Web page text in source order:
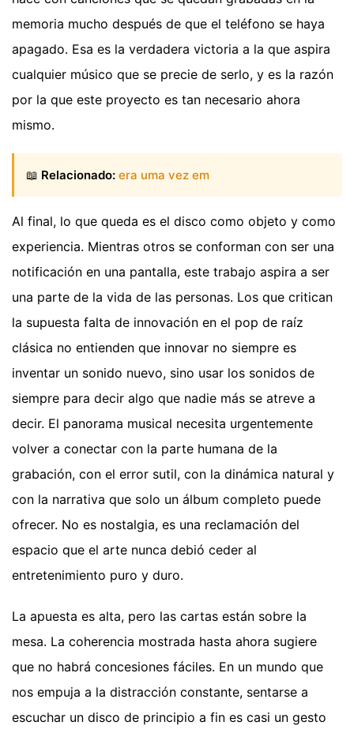
memoria mucho después de que el teléfono se haya
apagado. Esa es la verdadera victoria a la que aspira
cualquier músico que se precie de serlo, y es la razón
por la que este proyecto es tan necesario ahora
mismo.
📖 Relacionado: era uma vez em
Al final, lo que queda es el disco como objeto y como
experiencia. Mientras otros se conforman con ser una
notificación en una pantalla, este trabajo aspira a ser
una parte de la vida de las personas. Los que critican
la supuesta falta de innovación en el pop de raíz
clásica no entienden que innovar no siempre es
inventar un sonido nuevo, sino usar los sonidos de
siempre para decir algo que nadie más se atreve a
decir. El panorama musical necesita urgentemente
volver a conectar con la parte humana de la
grabación, con el error sutil, con la dinámica natural y
con la narrativa que solo un álbum completo puede
ofrecer. No es nostalgia, es una reclamación del
espacio que el arte nunca debió ceder al
entretenimiento puro y duro.
La apuesta es alta, pero las cartas están sobre la
mesa. La coherencia mostrada hasta ahora sugiere
que no habrá concesiones fáciles. En un mundo que
nos empuja a la distracción constante, sentarse a
escuchar un disco de principio a fin es casi un gesto